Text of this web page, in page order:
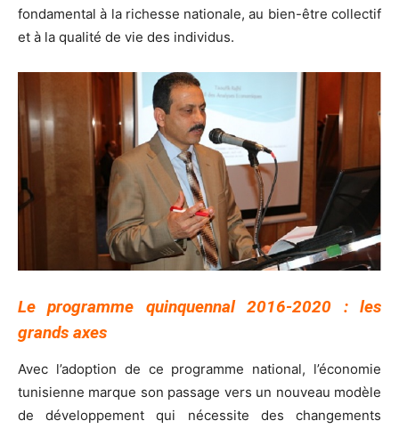
fondamental à la richesse nationale, au bien-être collectif
et à la qualité de vie des individus.
Le programme quinquennal 2016-2020 : les
grands axes
Avec l’adoption de ce programme national, l’économie
tunisienne marque son passage vers un nouveau modèle
de développement qui nécessite des changements